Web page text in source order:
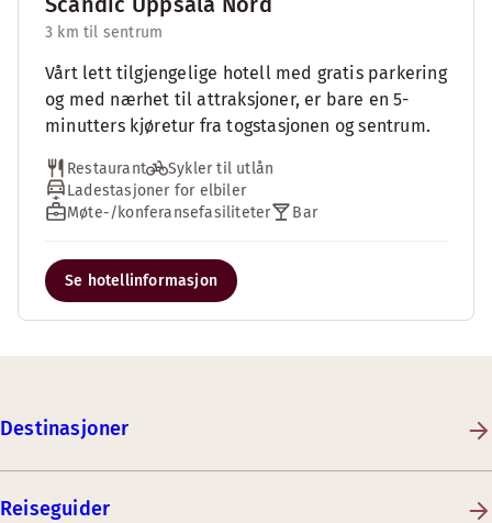
3 km til sentrum
Vårt lett tilgjengelige hotell med gratis parkering
og med nærhet til attraksjoner, er bare en 5-
minutters kjøretur fra togstasjonen og sentrum.
Restaurant
Sykler til utlån
Ladestasjoner for elbiler
Møte-/konferansefasiliteter
Bar
Se hotellinformasjon
Destinasjoner
Reiseguider